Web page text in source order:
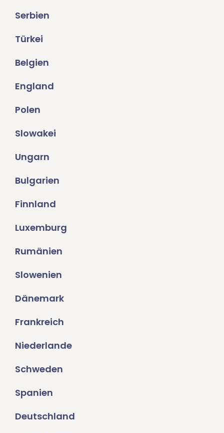
Serbien
Türkei
Belgien
England
Polen
Slowakei
Ungarn
Bulgarien
Finnland
Luxemburg
Rumänien
Slowenien
Dänemark
Frankreich
Niederlande
Schweden
Spanien
Deutschland